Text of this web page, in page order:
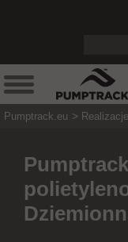
Pumptrack.eu Realizacje
Pumptrack